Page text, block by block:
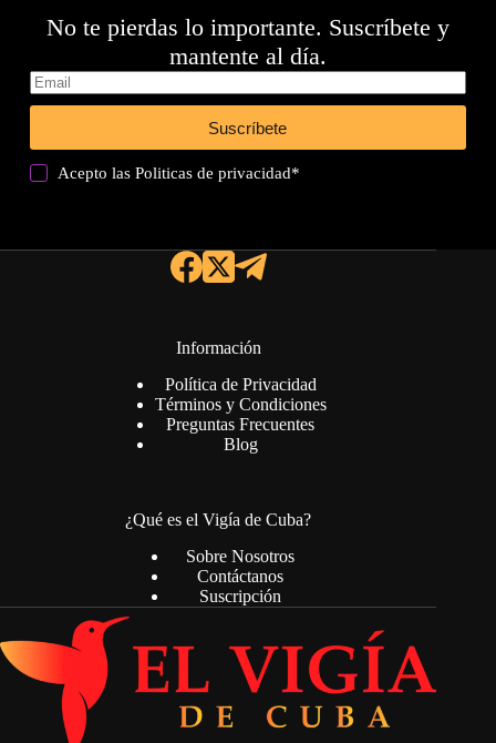
No te pierdas lo importante. Suscríbete y
mantente al día.
Suscríbete
Acepto lasPoliticas de privacidad*
Información
Política de Privacidad
Términos y Condiciones
Preguntas Frecuentes
Blog
¿Qué es el Vigía de Cuba?
Sobre Nosotros
Contáctanos
Suscripción